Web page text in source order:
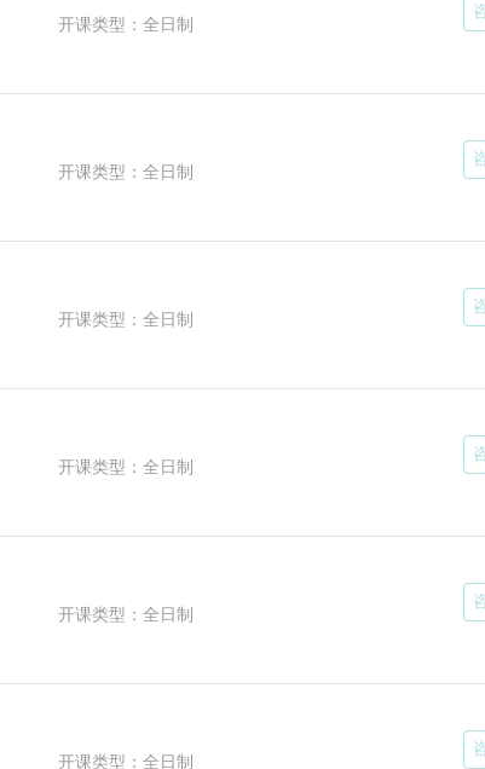
开课类型：全日制
开课类型：全日制
开课类型：全日制
开课类型：全日制
开课类型：全日制
开课类型：全日制